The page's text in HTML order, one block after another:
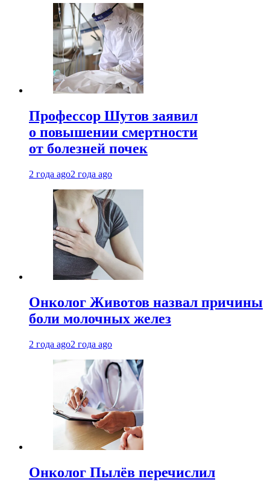
Профессор Шутов заявил
о повышении смертности
от болезней почек
2 года ago2 года ago
Онколог Животов назвал причины
боли молочных желез
2 года ago2 года ago
Онколог Пылёв перечислил